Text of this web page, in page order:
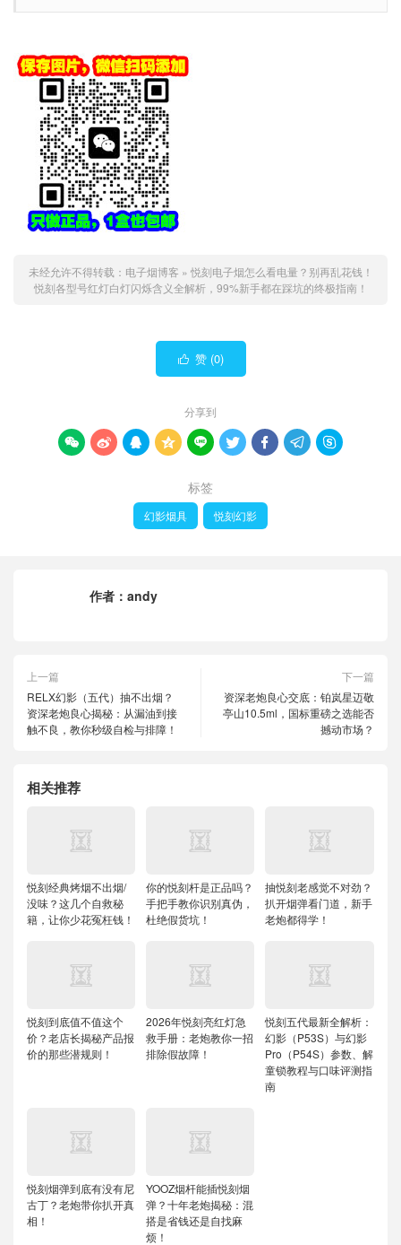
未经允许不得转载： 电子烟博客 » 悦刻电子烟怎么看电量？别再乱花钱！
悦刻各型号红灯白灯闪烁含义全解析，99%新手都在踩坑的终极指南！
 赞 (0)
分享到
        
标签
幻影烟具 悦刻幻影
作者： andy
上一篇
RELX幻影（五代）抽不出烟？
资深老炮良心揭秘：从漏油到接
触不良，教你秒级自检与排障！
下一篇
资深老炮良心交底：铂岚星迈敬
亭山10.5ml，国标重磅之选能否
撼动市场？
相关推荐
悦刻经典烤烟不出烟/
没味？这几个自救秘
籍，让你少花冤枉钱！
你的悦刻杆是正品吗？
手把手教你识别真伪，
杜绝假货坑！
抽悦刻老感觉不对劲？
扒开烟弹看门道，新手
老炮都得学！
悦刻到底值不值这个
价？老店长揭秘产品报
价的那些潜规则！
2026年悦刻亮红灯急
救手册：老炮教你一招
排除假故障！
悦刻五代最新全解析：
幻影（P53S）与幻影
Pro（P54S）参数、解
童锁教程与口味评测指
南
悦刻烟弹到底有没有尼
古丁？老炮带你扒开真
相！
YOOZ烟杆能插悦刻烟
弹？十年老炮揭秘：混
搭是省钱还是自找麻
烦！